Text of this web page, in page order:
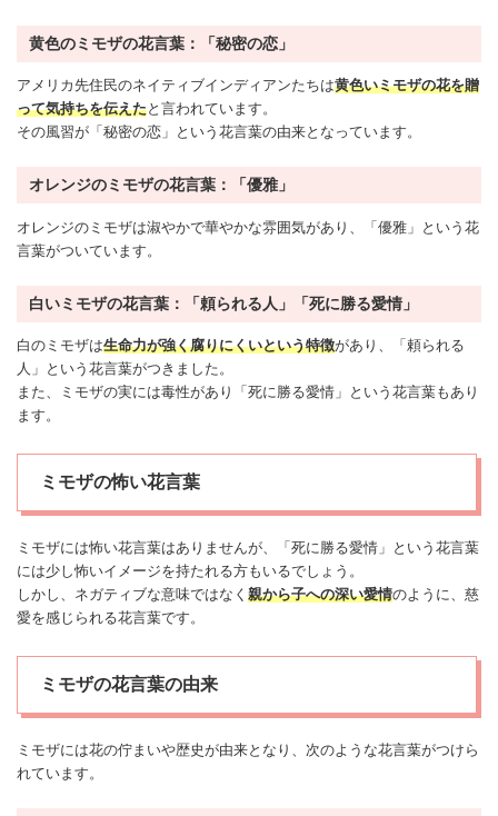
黄色のミモザの花言葉：「秘密の恋」
アメリカ先住民のネイティブインディアンたちは黄色いミモザの花を贈
って気持ちを伝えたと言われています。
その風習が「秘密の恋」という花言葉の由来となっています。
オレンジのミモザの花言葉：「優雅」
オレンジのミモザは淑やかで華やかな雰囲気があり、「優雅」という花
言葉がついています。
白いミモザの花言葉：「頼られる人」「死に勝る愛情」
白のミモザは生命力が強く腐りにくいという特徴があり、「頼られる
人」という花言葉がつきました。
また、ミモザの実には毒性があり「死に勝る愛情」という花言葉もあり
ます。
ミモザの怖い花言葉
ミモザには怖い花言葉はありませんが、「死に勝る愛情」という花言葉
には少し怖いイメージを持たれる方もいるでしょう。
しかし、ネガティブな意味ではなく 親から子への深い愛情のように、慈
愛を感じられる花言葉です。
ミモザの花言葉の由来
ミモザには花の佇まいや歴史が由来となり、次のような花言葉がつけら
れています。